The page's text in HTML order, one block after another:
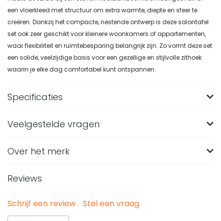
een vloerkleed met structuur om extra warmte, diepte en sfeer te
creëren. Dankzij het compacte, nestende ontwerp is deze salontafel
set ook zeer geschikt voor kleinere woonkamers of appartementen,
waar flexibiliteit en ruimtebesparing belangrijk zijn. Zo vormt deze set
een solide, veelzijdige basis voor een gezellige en stijlvolle zithoek
waarin je elke dag comfortabel kunt ontspannen.
Specificaties
Merk
Hoogte (in CM)
Materiaal Mango hout
Kleur
Veelgestelde vragen
Wat zijn de afmetingen van de grootste tafel in
De grootste tafel heeft een afmeting van 75 x 75 x 40 cm.
set relatief compact ruimte in binnen een zithoek of
gemaakt?
De salontafels hebben een onderstel van massief
Over het merk
Reviews
Schrijf een review Stel een vraag